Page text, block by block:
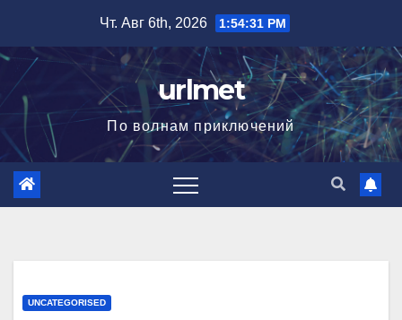
содержимому
Чт. Авг 6th, 2026 1:54:32 PM
urlmet
По волнам приключений
UNCATEGORISED